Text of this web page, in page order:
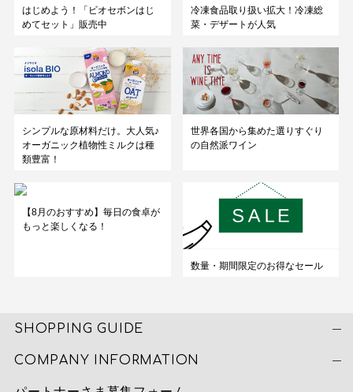
はじめよう！「ビオセボンはじ
めてセット」販売中
冷凍食品取り扱い拡大！冷凍総
菜・デザートが人気
シンプルな原材料だけ。大人気♪
オーガニック植物性ミルクは種
類豊富！
世界各国から集めた選りすぐり
の自然派ワイン
【8月のおすすめ】毎日の食卓が
もっと楽しくなる！
数量・期間限定のお得なセール
SHOPPING GUIDE
COMPANY INFORMATION